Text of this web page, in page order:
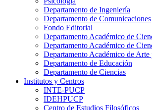
Departamento de Ingeniería
Departamento de Comunicaciones
Fondo Editorial
Departamento Académico de
Departamento Académico de
Departamento Académico de
Departamento de Educación
Departamento de Ciencias
Institutos y Centros
INTE-PUCP
IDEHPUCP
Centro de Estudios Filosóficos